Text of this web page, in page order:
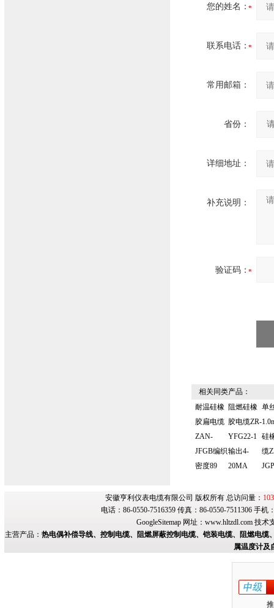
您的姓名：
联系电话：
常用邮箱：
省份：
详细地址：
补充说明：
验证码：
相关同类产品：
耐温硅橡
胶扁电缆
ZAN-
JFGB编织
密度89
阻燃硅橡
胶电缆ZR-
YFG22-1
输出4-
20MA
单
硅
缆
安徽亨利仪表电缆有限公司 版权所有 总访问量：
电话：86-0550-7516359 传真：86-0550-7511306 手
GoogleSitemap网址： www.hltzdl.com技术
主营产品： 热电偶补偿导线、控制电缆、阻燃屏蔽控制电缆、铠装电缆、阻燃电
属温度计及